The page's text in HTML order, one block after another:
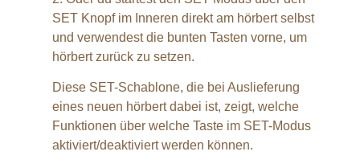
SET Knopf im Inneren direkt am hörbert selbst
und verwendest die bunten Tasten vorne, um
hörbert zurück zu setzen.
Diese SET-Schablone, die bei Auslieferung
eines neuen hörbert dabei ist, zeigt, welche
Funktionen über welche Taste im SET-Modus
aktiviert/deaktiviert werden können.